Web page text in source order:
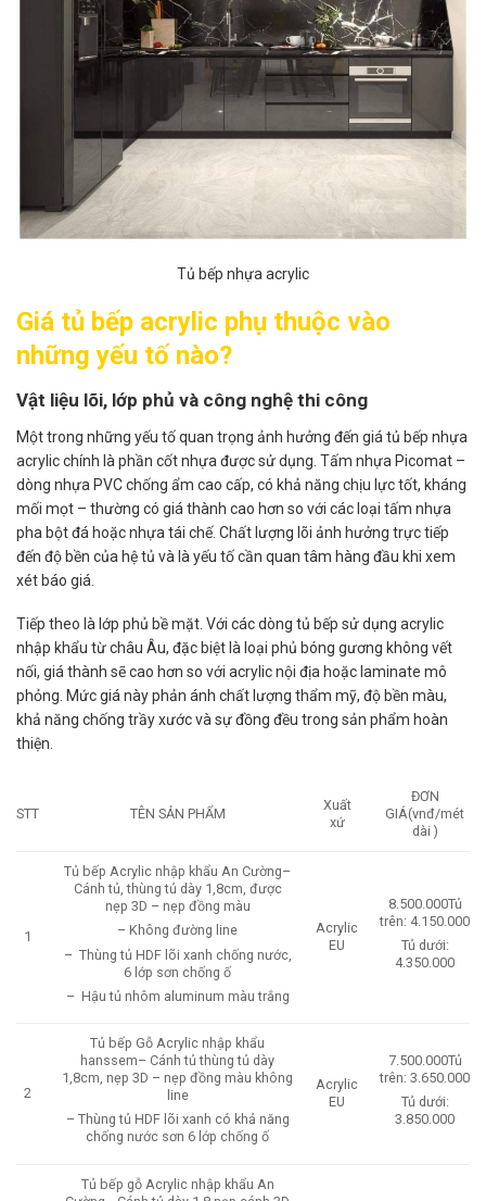
Tủ bếp nhựa acrylic
Giá tủ bếp acrylic phụ thuộc vào
những yếu tố nào?
Vật liệu lõi, lớp phủ và công nghệ thi công
Một trong những yếu tố quan trọng ảnh hưởng đến giá tủ bếp nhựa
acrylic chính là phần cốt nhựa được sử dụng. Tấm nhựa Picomat –
dòng nhựa PVC chống ẩm cao cấp, có khả năng chịu lực tốt, kháng
mối mọt – thường có giá thành cao hơn so với các loại tấm nhựa
pha bột đá hoặc nhựa tái chế. Chất lượng lõi ảnh hưởng trực tiếp
đến độ bền của hệ tủ và là yếu tố cần quan tâm hàng đầu khi xem
xét báo giá.
Tiếp theo là lớp phủ bề mặt. Với các dòng tủ bếp sử dụng acrylic
nhập khẩu từ châu Âu, đặc biệt là loại phủ bóng gương không vết
nối, giá thành sẽ cao hơn so với acrylic nội địa hoặc laminate mô
phỏng. Mức giá này phản ánh chất lượng thẩm mỹ, độ bền màu,
khả năng chống trầy xước và sự đồng đều trong sản phẩm hoàn
thiện.
STT TÊN SẢN PHẨM
Xuất
xứ
ĐƠN
GIÁ(vnđ/mét
dài )
1
Tủ bếp Acrylic nhập khẩu An Cường–
Cánh tủ, thùng tủ dày 1,8cm, được
nẹp 3D – nẹp đồng màu
– Không đường line
– Thùng tủ HDF lõi xanh chống nước,
6 lớp sơn chống ố
– Hậu tủ nhôm aluminum màu trắng
Acrylic
EU
8.500.000Tủ
trên: 4.150.000
Tủ dưới:
4.350.000
2
Tủ bếp Gỗ Acrylic nhập khẩu
hanssem– Cánh tủ thùng tủ dày
1,8cm, nẹp 3D – nẹp đồng màu không
line
– Thùng tủ HDF lõi xanh có khả năng
chống nước sơn 6 lớp chống ố
Acrylic
EU
7.500.000Tủ
trên: 3.650.000
Tủ dưới:
3.850.000
Tủ bếp gỗ Acrylic nhập khẩu An